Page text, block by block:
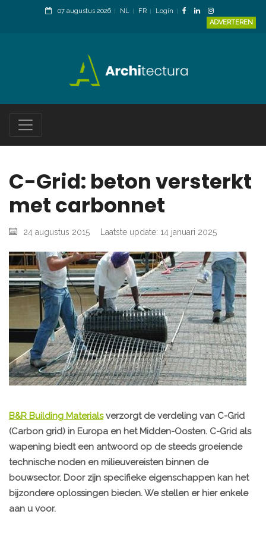
07 augustus 2026 NL FR
Login
ADVERTEREN
C-Grid: beton versterkt
met carbonnet
24 augustus 2015 Laatste update: 14 januari 2025
B&R Building Materialsverzorgt de verdeling van C-Grid
(Carbon grid) in Europa en het Midden-Oosten. C-Grid als
wapening biedt een antwoord op de steeds groeiende
technische noden en milieuvereisten binnen de
bouwsector. Door zijn specifieke eigenschappen kan het
bijzondere oplossingen bieden. We stellen er hier enkele
aan u voor.